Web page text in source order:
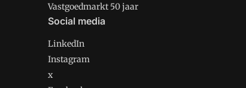
Vastgoedmarkt 50 jaar
Social media
LinkedIn
Instagram
x